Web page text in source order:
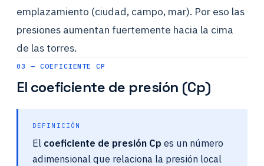
emplazamiento (ciudad, campo, mar). Por eso las
presiones aumentan fuertemente hacia la cima
de las torres.
03 — COEFICIENTE CP
El coeficiente de presión (Cp)
DEFINICIÓN
El coeficiente de presión Cp es un número
adimensional que relaciona la presión local